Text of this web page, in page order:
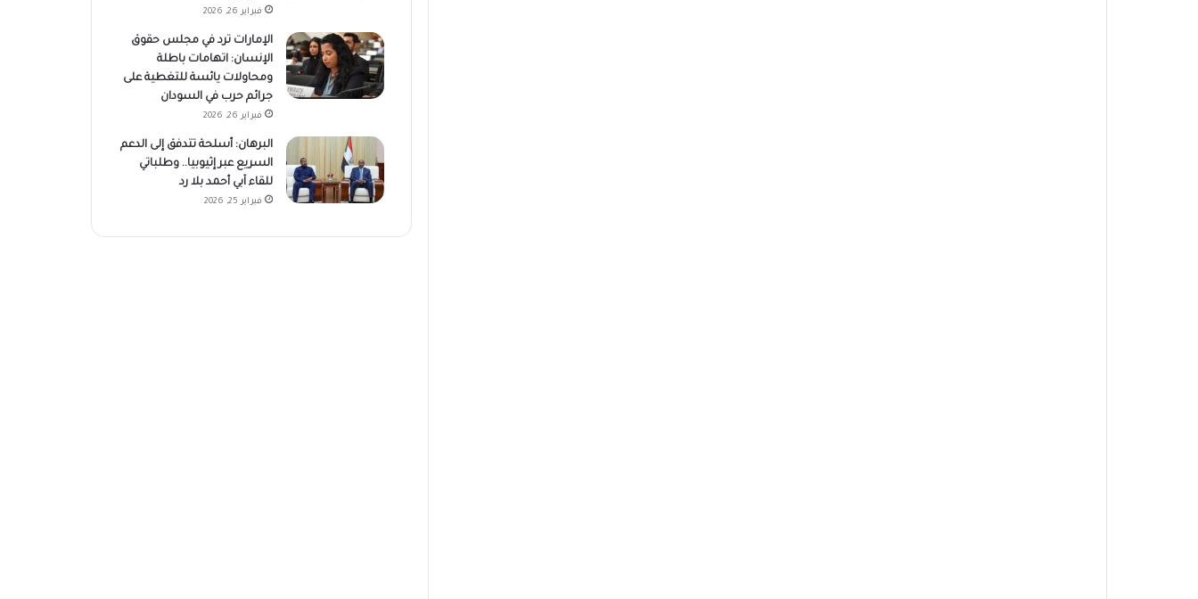
فبراير 26, 2026
الإمارات ترد في مجلس حقوق
الإنسان: اتهامات باطلة
ومحاولات يائسة للتغطية على
جرائم حرب في السودان
فبراير 26, 2026
البرهان: أسلحة تتدفق إلى الدعم
السريع عبر إثيوبيا.. وطلباتي
للقاء آبي أحمد بلا رد
فبراير 25, 2026